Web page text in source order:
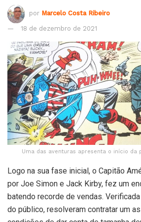
por Marcelo Costa Ribeiro
18 de dezembro de 2021
Uma das aventuras apresenta o início da
Logo na sua fase inicial, o Capitão
por Joe Simon e Jack Kirby, fez um
batendo recorde de vendas.
do público, resolveram contratar um